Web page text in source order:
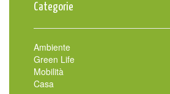
Categorie
Ambiente
Green Life
Mobilità
Casa